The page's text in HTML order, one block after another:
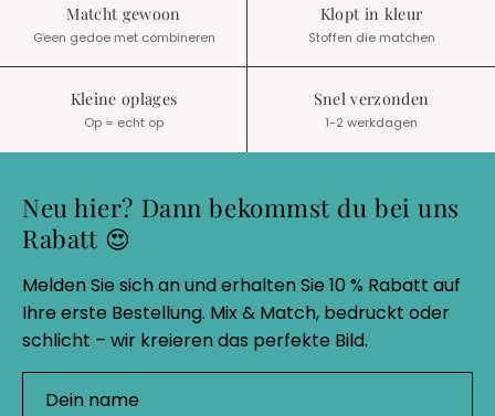
Matcht gewoon
Geen gedoe met combineren
Klopt in kleur
Stoffen die matchen
Kleine oplages
Op = echt op
Snel verzonden
1-2 werkdagen
Neu hier? Dann bekommst du bei uns
Rabatt 😍
Melden Sie sich an und erhalten Sie 10 % Rabatt auf
Ihre erste Bestellung. Mix & Match, bedruckt oder
schlicht – wir kreieren das perfekte Bild.